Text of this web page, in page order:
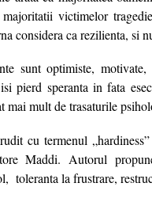
victimelor
considera ca rezilienta, si
sunt optimiste,
pierd speranta in fata
mai mult de trasaturile
cu termenul
Maddi. Autorul
toleranta la frustrare,